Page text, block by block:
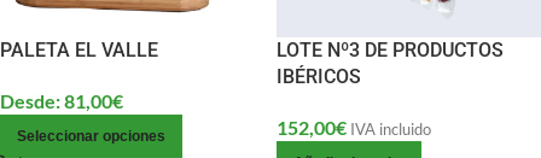
PALETA EL VALLE
Desde:81,00€
Seleccionar opciones
LOTE Nº3 DE PRODUCTOS
IBÉRICOS
152,00€ IVA incluido